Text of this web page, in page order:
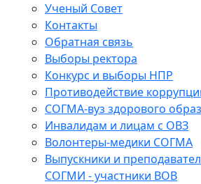
Ученый Совет
Контакты
Обратная связь
Выборы ректора
Конкурс и выборы НПР
Противодействие
СОГМА-вуз здорового
Инвалидам и лицам с ОВЗ
Волонтеры-медики СОГМА
Выпускники и
СОГМИ - участники ВОВ